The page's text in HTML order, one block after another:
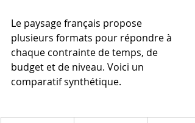
Le paysage français propose
plusieurs formats pour répondre à
chaque contrainte de temps, de
budget et de niveau. Voici un
comparatif synthétique.